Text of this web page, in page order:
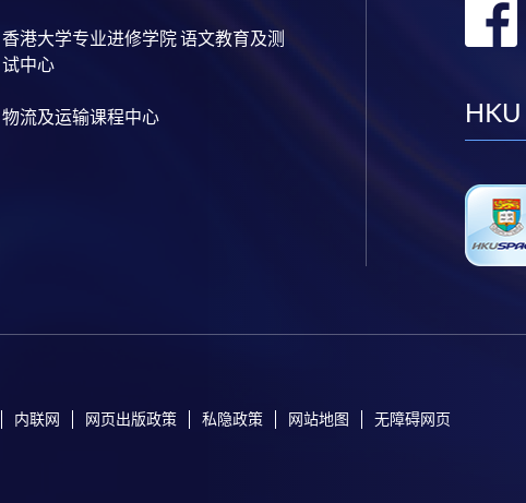
香港大学专业进修学院 语文教育及测
试中心
物流及运输课程中心 HKU
内联网 网页出版政策 私隐政策 网站地图 无障碍网页